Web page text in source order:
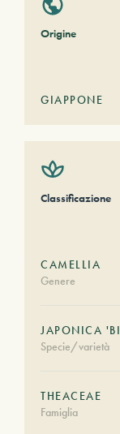
Origine
GIAPPONE
Classificazione
CAMELLIA
Genere
JAPONICA
Specie/varietà
THEACEAE
Famiglia